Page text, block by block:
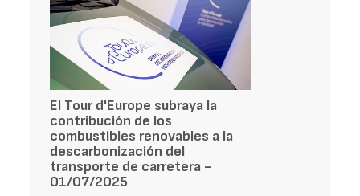
El Tour d'Europe subraya la
contribución de los
combustibles renovables a la
descarbonización del
transporte de carretera -
01/07/2025